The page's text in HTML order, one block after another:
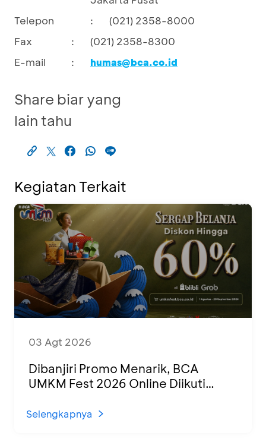
Telepon
:
(021) 2358-8000
Fax
:
(021) 2358-8300
E-mail
: humas@bca.co.id
Share biar yang
lain tahu
Kegiatan Terkait
03 Agt 2026
Dibanjiri Promo Menarik, BCA
UMKM Fest 2026 Online Diikuti
Selengkapnya